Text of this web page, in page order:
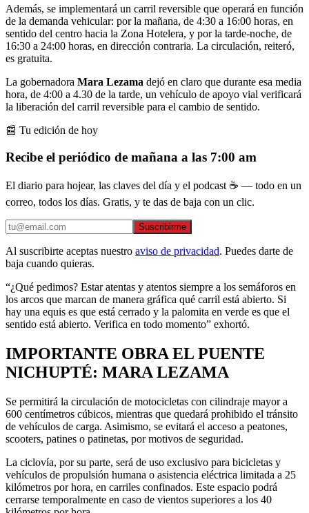
Además, se implementará un carril reversible que operará en función
de la demanda vehicular: por la mañana, de 4:30 a 16:00 horas, en
sentido del centro hacia la Zona Hotelera, y por la tarde-noche, de
16:30 a 24:00 horas, en dirección contraria. La circulación, reiteró,
es gratuita.
La gobernadora Mara Lezama dejó en claro que durante esa media
hora, de 4:00 a 4.30 de la tarde, un vehículo de apoyo vial verificará
la liberación del carril reversible para el cambio de sentido.
📰 Tu edición de hoy
Recibe el periódico de mañana a las 7:00 am
El diario para hojear, las claves del día y el podcast ☕ — todo en un
correo, todos los días. Gratis, y te das de baja con un clic.
Suscribirme
Al suscribirte aceptas nuestro aviso de privacidad. Puedes darte de
baja cuando quieras.
“¿Qué pedimos? Estar atentas y atentos siempre a los semáforos en
los arcos que marcan de manera gráfica qué carril está abierto. Si
hay una equis es que está cerrado y la palomita en verde es que el
sentido está abierto. Verifica en todo momento” exhortó.
IMPORTANTE OBRA EL PUENTE
NICHUPTÉ: MARA LEZAMA
Se permitirá la circulación de motocicletas con cilindraje mayor a
600 centímetros cúbicos, mientras que quedará prohibido el tránsito
de vehículos de carga. Asimismo, se evitará el acceso a peatones,
scooters, patines o patinetas, por motivos de seguridad.
La ciclovía, por su parte, será de uso exclusivo para bicicletas y
vehículos de propulsión humana o asistencia eléctrica limitada a 25
kilómetros por hora, en carriles confinados. Este espacio podrá
cerrarse temporalmente en caso de vientos superiores a los 40